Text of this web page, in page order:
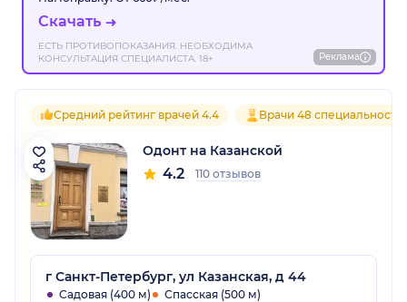
Скачать
ЕСТЬ ПРОТИВОПОКАЗАНИЯ. НЕОБХОДИМА
КОНСУЛЬТАЦИЯ СПЕЦИАЛИСТА. 18+
Реклама
Средний рейтинг врачей 4.4 Врачи 48
Одонт на Казанской
4.2 110 отзывов
г Санкт-Петербург, ул Казанская, д 44
Садовая (400 м)
Спасская (500 м)